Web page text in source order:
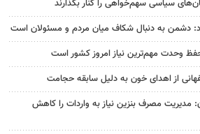
سیاسی سهم‌خواهی را کنار بگذارند
دشمن به دنبال شکاف میان مردم و مسئولان است
وحدت مهم‌ترین نیاز امروز کشور است
مدیریت مصرف بنزین نیاز به واردات را کاهش